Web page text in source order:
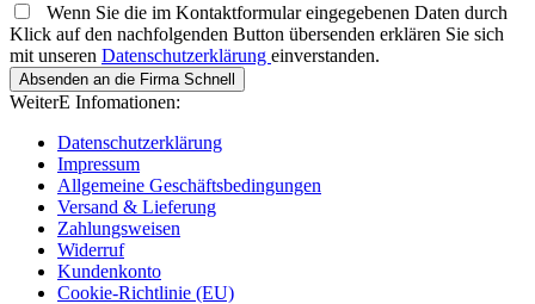
Wenn Sie die im Kontaktformular eingegebenen Daten durch
Klick auf den nachfolgenden Button übersenden erklären Sie sich
mit unseren Datenschutzerklärung einverstanden.
Absenden an die Firma Schnell
WeiterE Infomationen:
Datenschutzerklärung
Impressum
Allgemeine Geschäftsbedingungen
Versand & Lieferung
Zahlungsweisen
Widerruf
Kundenkonto
Cookie-Richtlinie (EU)